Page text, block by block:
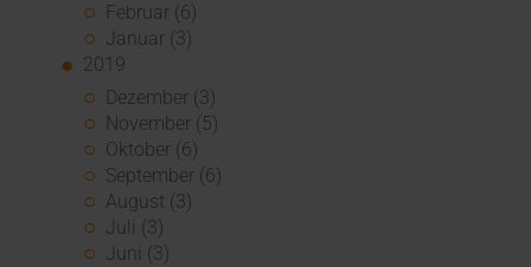
Februar (6)
Januar (3)
2019
Dezember (3)
November (5)
Oktober (6)
September (6)
August (3)
Juli (3)
Juni (3)